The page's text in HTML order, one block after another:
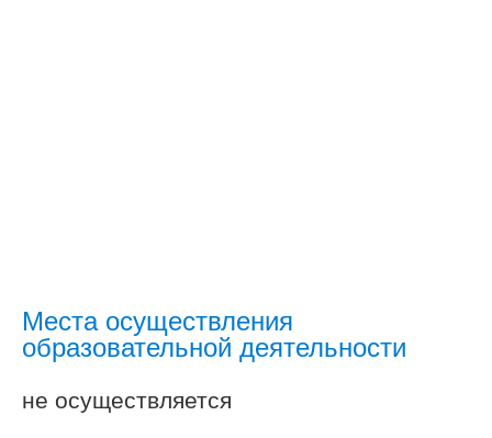
Места осуществления
образовательной деятельности
не осуществляется